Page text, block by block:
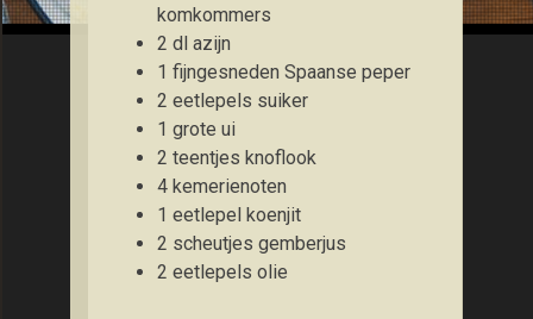
komkommers
2 dl azijn
1 fijngesneden Spaanse peper
2 eetlepels suiker
1 grote ui
2 teentjes knoflook
4 kemerienoten
1 eetlepel koenjit
2 scheutjes gemberjus
2 eetlepels olie